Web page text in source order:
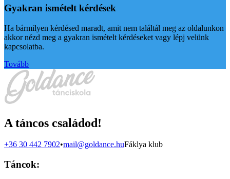
Gyakran ismételt kérdések
Ha bármilyen kérdésed maradt, amit nem találtál meg az oldalunkon
akkor nézd meg a gyakran ismételt kérdéseket vagy lépj velünk
kapcsolatba.
Tovább
A táncos családod!
+36 30 442 7902•mail@goldance.huFáklya klub
Táncok: